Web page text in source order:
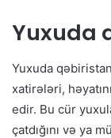
Yuxuda
Yuxuda
xatirələri,
edir. Bu cür
çatdığını və ya